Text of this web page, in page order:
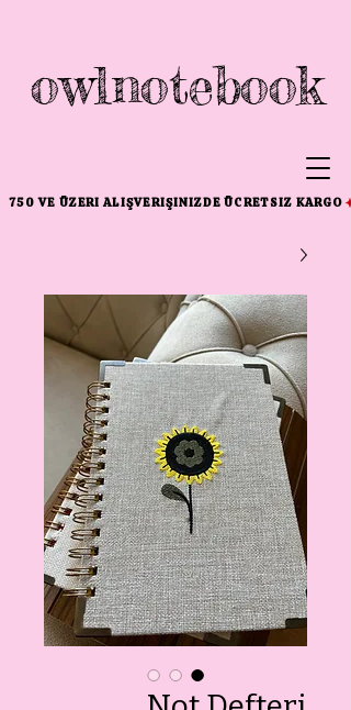
750 VE ÜZERI ALIŞVERIŞINIZDE ÜCRETSIZ KARGO
owlnotebook